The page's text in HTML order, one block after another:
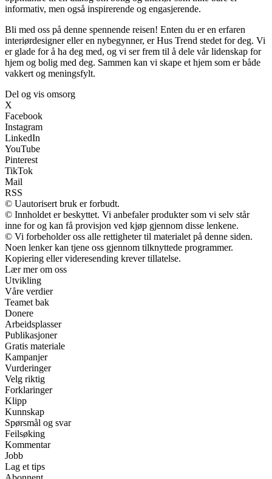
informativ, men også inspirerende og engasjerende.
Bli med oss på denne spennende reisen! Enten du er en erfaren
interiørdesigner eller en nybegynner, er Hus Trend stedet for deg. Vi
er glade for å ha deg med, og vi ser frem til å dele vår lidenskap for
hjem og bolig med deg. Sammen kan vi skape et hjem som er både
vakkert og meningsfylt.
Del og vis omsorg
X
Facebook
Instagram
LinkedIn
YouTube
Pinterest
TikTok
Mail
RSS
© Uautorisert bruk er forbudt.
© Innholdet er beskyttet. Vi anbefaler produkter som vi selv står
inne for og kan få provisjon ved kjøp gjennom disse lenkene.
© Vi forbeholder oss alle rettigheter til materialet på denne siden.
Noen lenker kan tjene oss gjennom tilknyttede programmer.
Kopiering eller videresending krever tillatelse.
Lær mer om oss
Utvikling
Våre verdier
Teamet bak
Donere
Arbeidsplasser
Publikasjoner
Gratis materiale
Kampanjer
Vurderinger
Velg riktig
Forklaringer
Klipp
Kunnskap
Spørsmål og svar
Feilsøking
Kommentar
Jobb
Lag et tips